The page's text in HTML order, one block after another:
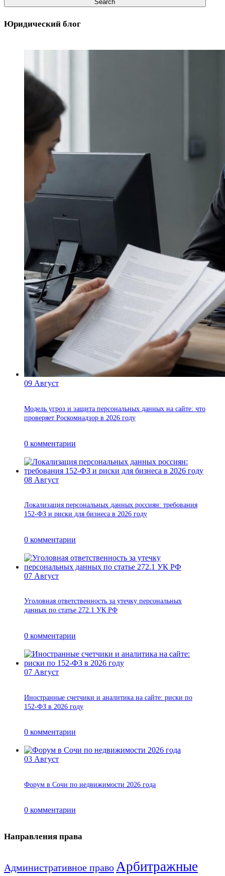
Юридический блог
09 Август
Модель угроз и защита персональных данных на сайте: что
проверяет Роскомнадзор в 2026 году
0 комментарии
08 Август
Локализация персональных данных россиян: требования
152-ФЗ и риски для бизнеса в 2026 году
0 комментарии
07 Август
Уголовная ответственность за утечку персональных
данных по статье 272.1 УК РФ
0 комментарии
07 Август
Иностранные счетчики и аналитика на сайте: риски по
152-ФЗ в 2026 году
0 комментарии
03 Август
Форум в Сочи по недвижимости 2026 года
0 комментарии
Направления права
Административное право Арбитражные